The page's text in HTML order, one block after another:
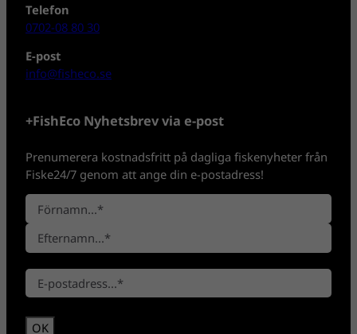
Telefon
0702-08 80 30
E-post
info@fisheco.se
+FishEco Nyhetsbrev via e-post
Prenumerera kostnadsfritt på dagliga fiskenyheter från
Fiske24/7 genom att ange din e-postadress!
N
a
n
*
F
ö
r
a
m
t
e
E
-